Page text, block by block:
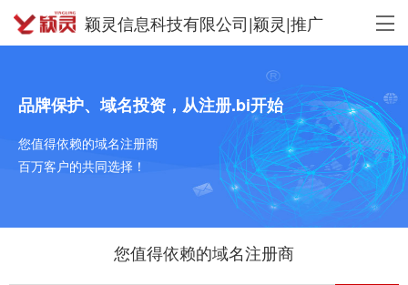
颖灵信息科技有限公司|颖灵|推广
品牌保护、域名投资，从注册.bi开始
您值得依赖的域名注册商
百万客户的共同选择！
您值得依赖的域名注册商